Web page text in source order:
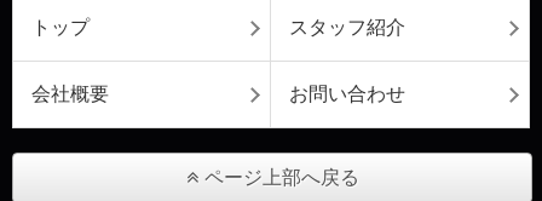
トップ スタッフ紹介
会社概要 お問い合わせ
ページ上部へ戻る